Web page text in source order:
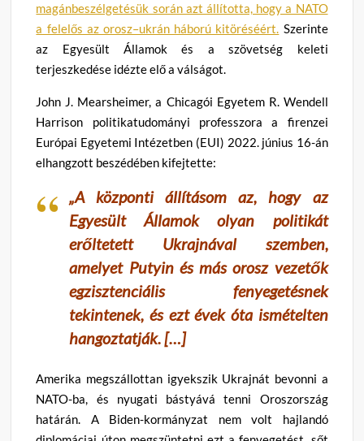
magánbeszélgetésük során azt állította, hogy a NATO
a felelős az orosz–ukrán háború kitöréséért. Szerinte
az Egyesült Államok és a szövetség keleti
terjeszkedése idézte elő a válságot.
John J. Mearsheimer, a Chicagói Egyetem R. Wendell
Harrison politikatudományi professzora a firenzei
Európai Egyetemi Intézetben (EUI) 2022. június 16-án
elhangzott beszédében kifejtette:
„A központi állításom az, hogy az
Egyesült Államok olyan politikát
erőltetett Ukrajnával szemben,
amelyet Putyin és más orosz vezetők
egzisztenciális fenyegetésnek
tekintenek, és ezt évek óta ismételten
hangoztatják. […]
Amerika megszállottan igyekszik Ukrajnát bevonni a
NATO-ba, és nyugati bástyává tenni Oroszország
határán. A Biden-kormányzat nem volt hajlandó